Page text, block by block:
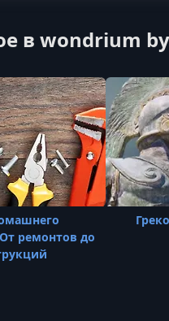
в wondrium
ремонтов до